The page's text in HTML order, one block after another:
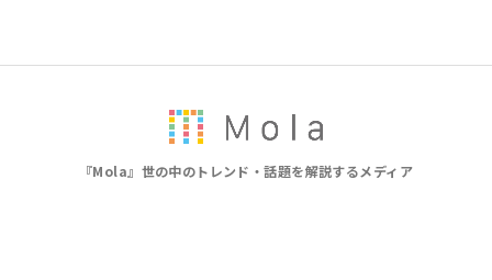
『Mola』世の中のトレンド・話題を解説するメディア